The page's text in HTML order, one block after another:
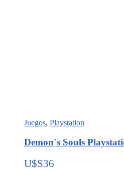
Juegos, Playstation
Demon´s Souls
U$S36